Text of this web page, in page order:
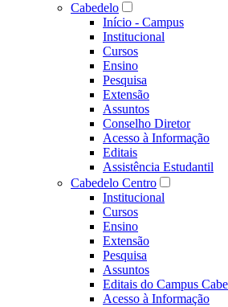
Cabedelo
Início - Campus
Institucional
Cursos
Ensino
Pesquisa
Extensão
Assuntos
Conselho Diretor
Acesso à Informação
Editais
Assistência Estudantil
Cabedelo Centro
Institucional
Cursos
Ensino
Extensão
Pesquisa
Assuntos
Editais do Campus
Acesso à Informação